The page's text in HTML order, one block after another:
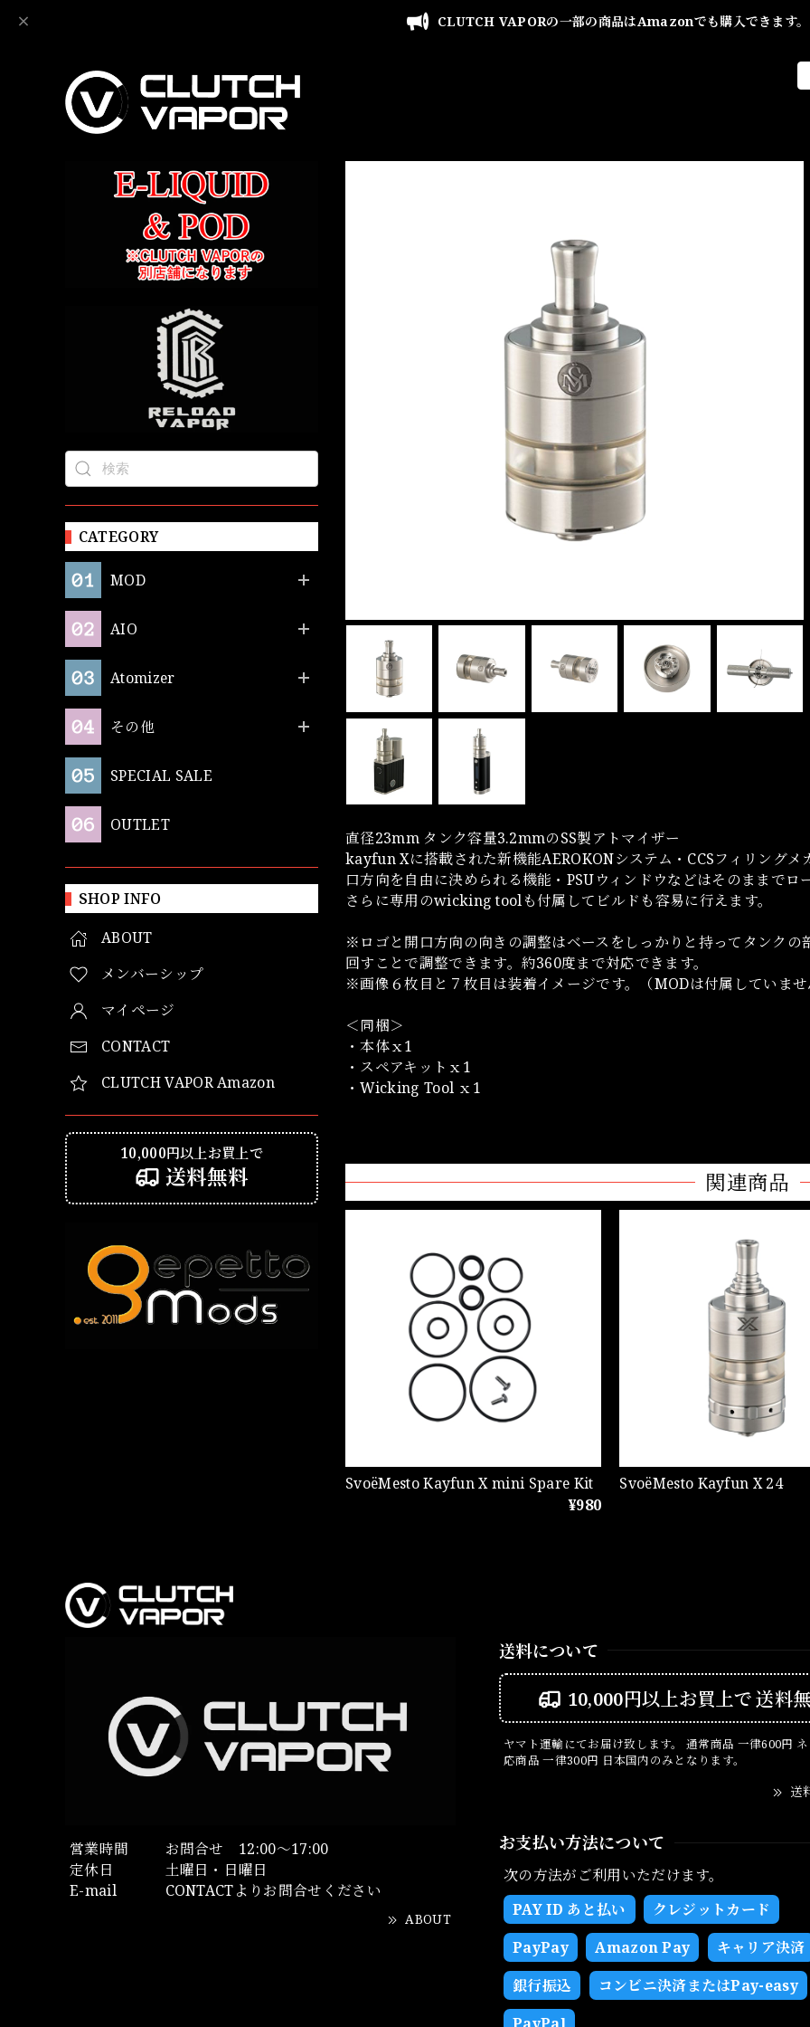
CLUTCH VAPORの一部の商品はAmazonでも購入できます。
CATEGORY
MOD
AIO
Atomizer
その他
SPECIAL SALE
OUTLET
SHOP INFO
ABOUT
メンバーシップ
マイページ
CONTACT
CLUTCH VAPOR Amazon
10,000円以上お買上で
送料無料
直径23mm タンク容量3.2mmのSS製アトマイザー
kayfun Xに搭載された新機能AEROKONシステム・CCSフィリング
口方向を自由に決められる機能・PSUウィンドウなどはそのままで
さらに専用のwicking toolも付属してビルドも容易に行えます。
※ロゴと開口方向の向きの調整はベースをしっかりと持ってタンク
回すことで調整できます。約360度まで対応できます。
※画像６枚目と７枚目は装着イメージです。（MODは付属していま
＜同梱＞
・本体ｘ1
・スペアキットｘ1
・Wicking Tool ｘ1
関連商品
SvoëMesto Kayfun X mini Spare Kit
¥980
SvoëMesto Kayfun X 24
営業時間
お問合せ 12:00～17:00
定休日
土曜日・日曜日
E-mail
CONTACTよりお問合せください
ABOUT
送料について
10,000円以上お買上で送料
ヤマト運輸にてお届け致します。 通常商品 一律600円
応商品 一律300円 日本国内のみとなります。
送
お支払い方法について
次の方法がご利用いただけます。
PAY ID あと払い
クレジットカード
PayPay
Amazon Pay
キャリア決済
銀行振込
コンビニ決済またはPay-easy